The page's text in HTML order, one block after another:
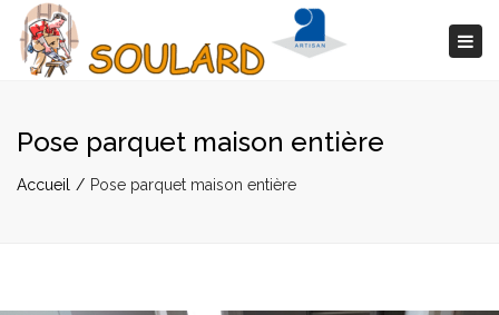
Pose parquet maison entière
Accueil Pose parquet maison entière